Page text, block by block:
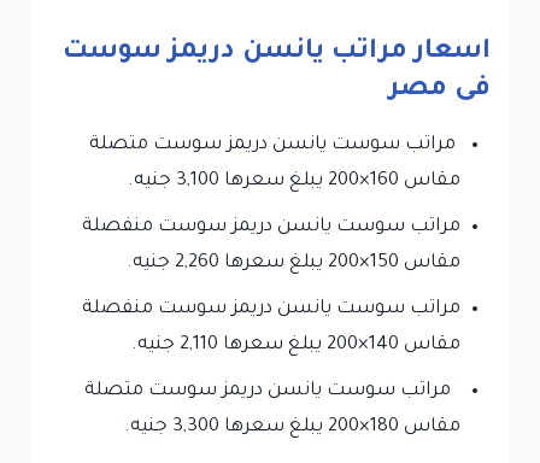
اسعار مراتب يانسن دريمز سوست
فى مصر
مراتب سوست يانسن دريمز سوست متصلة
مقاس 160×200 يبلغ سعرها 3,100 جنيه.
مراتب سوست يانسن دريمز سوست منفصلة
مقاس 150×200 يبلغ سعرها 2,260 جنيه.
مراتب سوست يانسن دريمز سوست منفصلة
مقاس 140×200 يبلغ سعرها 2,110 جنيه.
مراتب سوست يانسن دريمز سوست متصلة
مقاس 180×200 يبلغ سعرها 3,300 جنيه.